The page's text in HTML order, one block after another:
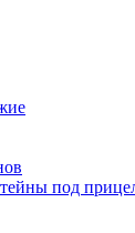
под